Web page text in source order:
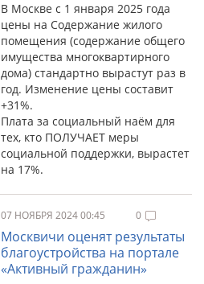
В Москве с 1 января 2025 года
цены на Содержание жилого
помещения (содержание общего
имущества многоквартирного
дома) стандартно вырастут раз в
год. Изменение цены составит
+31%.
Плата за социальный наём для
тех, кто ПОЛУЧАЕТ меры
социальной поддержки, вырастет
на 17%.
07 НОЯБРЯ 2024 00:45 0
Москвичи оценят результаты
благоустройства на портале
«Активный гражданин»